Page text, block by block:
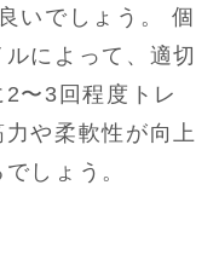
いでしょう。 個
によって、適切
〜3回程度トレ
や柔軟性が向上
しょう。